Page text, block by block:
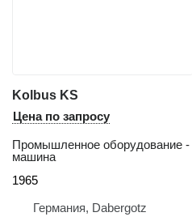
Kolbus KS
Цена по запросу
Промышленное оборудование -
машина
1965
Германия, Dabergotz